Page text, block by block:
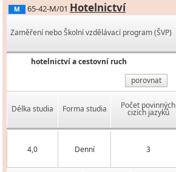
M 65-42-M/01 Hotelnictví
Zaměření nebo Školní vzdělávací program (ŠVP)
hotelnictví a cestovní ruch
porovnat
Délka studia Forma studia Počet povinných
cizích jazyků
4,0 Denní 3